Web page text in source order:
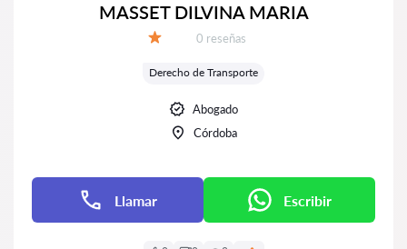
MASSET DILVINA MARIA
Número de reseñas:
0 reseñas
Derecho de Transporte
Abogado
Córdoba
Llamar Escribir